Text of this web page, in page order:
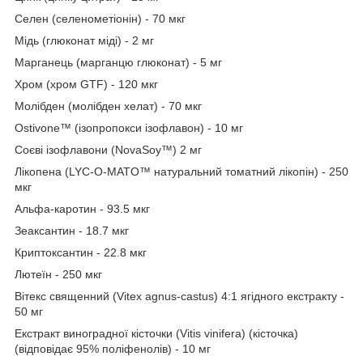
Селен (селенометіонін) - 70 мкг
Мідь (глюконат міді) - 2 мг
Марганець (марганцю глюконат) - 5 мг
Хром (хром GTF) - 120 мкг
Молібден (молібден хелат) - 70 мкг
Ostivone™ (ізопропокси ізофлавон) - 10 мг
Соєві ізофлавони (NovaSoy™) 2 мг
Лікопена (LYC-O-MATO™ натуральний томатний лікопін) - 250
мкг
Альфа-каротин - 93.5 мкг
Зеаксантин - 18.7 мкг
Криптоксантин - 22.8 мкг
Лютеїн - 250 мкг
Вітекс священний (Vitex agnus-castus) 4:1 ягідного екстракту -
50 мг
Екстракт виноградної кісточки (Vitis vinifera) (кісточка)
(відповідає 95% поліфенолів) - 10 мг